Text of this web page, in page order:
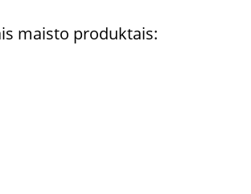
maisto produktais: